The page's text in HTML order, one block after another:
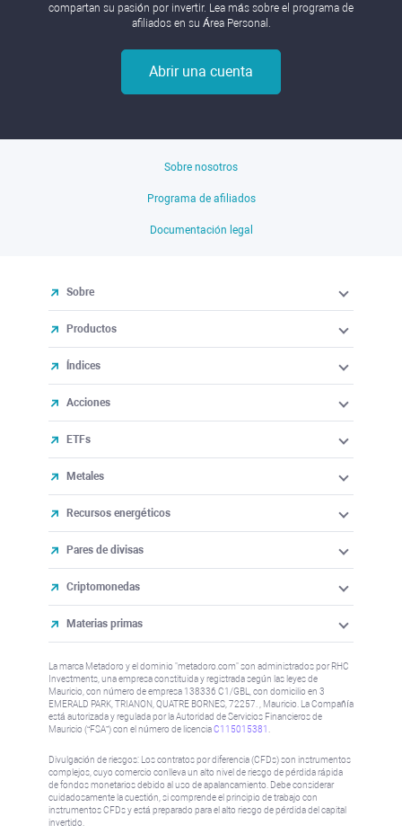
compartan su pasión por invertir. Lea más sobre el programa de
afiliados en su Área Personal.
Abrir una cuenta
Sobre nosotros
Programa de afiliados
Documentación legal
Sobre
Productos
Índices
Acciones
ETFs
Metales
Recursos energéticos
Pares de divisas
Criptomonedas
Materias primas
La marca Metadoro y el dominio "metadoro.com" son administrados por RHC
Investments, una empresa constituida y registrada según las leyes de
Mauricio, con número de empresa 138336 C1/GBL, con domicilio en 3
EMERALD PARK, TRIANON, QUATRE BORNES, 72257. , Mauricio. La Compañía
está autorizada y regulada por la Autoridad de Servicios Financieros de
Mauricio (“FSA”) con el número de licenciaC115015381
Divulgación de riesgos: Los contratos por diferencia (CFDs) son instrumentos
complejos, cuyo comercio conlleva un alto nivel de riesgo de pérdida rápida
de fondos monetarios debido al uso de apalancamiento. Debe considerar
cuidadosamente la cuestión, si comprende el principio de trabajo con
instrumentos CFDs y está preparado para el alto riesgo de pérdida del capital
invertido.